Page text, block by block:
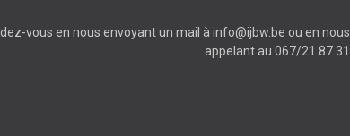
vous en nous envoyant un mail à info@ijbw.be ou en nous
appelant au 067/21.87.31